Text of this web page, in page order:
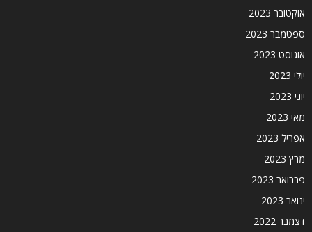
אוקטובר 2023
ספטמבר 2023
אוגוסט 2023
יולי 2023
יוני 2023
מאי 2023
אפריל 2023
מרץ 2023
פברואר 2023
ינואר 2023
דצמבר 2022